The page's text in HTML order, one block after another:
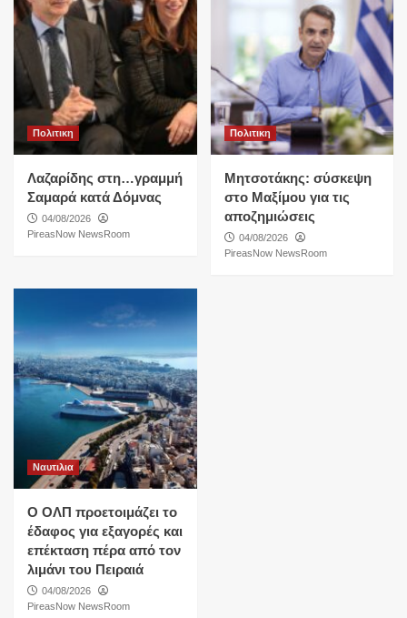
Πολιτικη
Λαζαρίδης στη…γραμμή
Σαμαρά κατά Δόμνας
04/08/2026
PireasNow NewsRoom
Πολιτικη
Μητσοτάκης: σύσκεψη
στο Μαξίμου για τις
αποζημιώσεις
04/08/2026
PireasNow NewsRoom
Ναυτιλια
O ΟΛΠ προετοιμάζει το
έδαφος για εξαγορές και
επέκταση πέρα από τον
λιμάνι του Πειραιά
04/08/2026
PireasNow NewsRoom